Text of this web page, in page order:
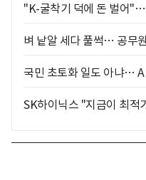
"K-굴착기 덕에 돈 벌어
벼 낱알 세다 풀썩… 공무
국민 초토화 일도 아냐…
SK하이닉스 "지금이 최